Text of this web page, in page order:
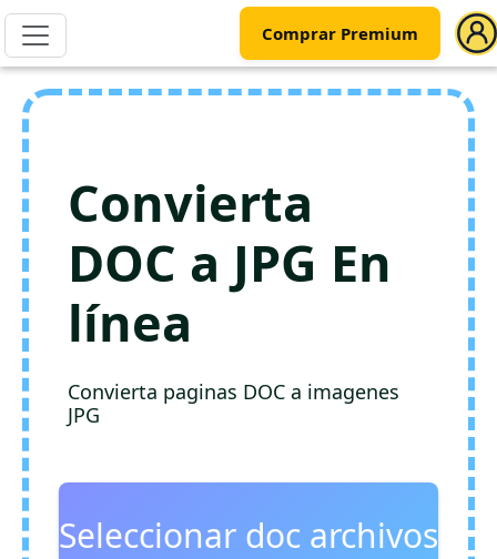
Comprar Premium
Convierta
DOC a JPG En
línea
Convierta paginas DOC a imagenes
JPG
Seleccionar doc archivos